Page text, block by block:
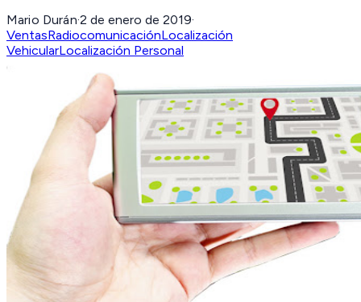
Mario Durán·2 de enero de 2019·
VentasRadiocomunicaciónLocalización
VehicularLocalización Personal